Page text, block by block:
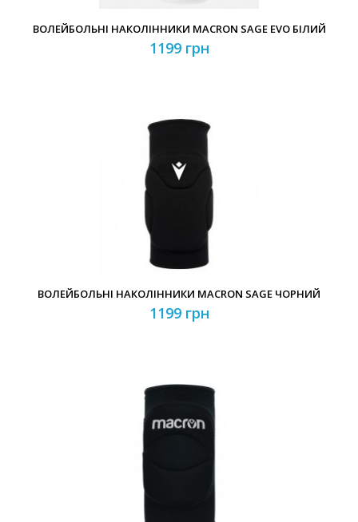
ВОЛЕЙБОЛЬНІ НАКОЛІННИКИ MACRON SAGE EVO БІЛИЙ
1199 грн
ВОЛЕЙБОЛЬНІ НАКОЛІННИКИ MACRON SAGE ЧОРНИЙ
1199 грн